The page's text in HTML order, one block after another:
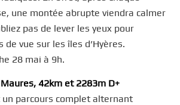
une montée abrupte viendra calmer
pas de lever les yeux pour
vue sur les îles d’Hyères.
28 mai à 9h.
42km et 2283m D+
parcours complet alternant